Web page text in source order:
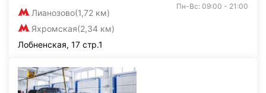
Лианозово(1,72 км)
Яхромская(2,34 км)
Пн-Вс: 09:00 - 21:00
Лобненская, 17 стр.1